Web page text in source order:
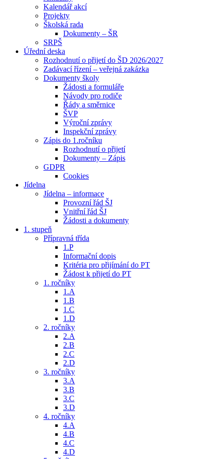
Kalendář akcí
Projekty
Školská rada
Dokumenty – ŠR
SRPŠ
Úřední deska
Rozhodnutí o přijetí do ŠD 2026/2027
Zadávací řízení – veřejná zakázka
Dokumenty školy
Žádosti a formuláře
Návody pro rodiče
Řády a směrnice
ŠVP
Výroční zprávy
Inspekční zprávy
Zápis do 1.ročníku
Rozhodnutí o přijetí
Dokumenty – Zápis
GDPR
Cookies
Jídelna
Jídelna – informace
Provozní řád ŠJ
Vnitřní řád ŠJ
Žádosti a dokumenty
1. stupeň
Přípravná třída
1.P
Informační dopis
Kritéria pro přijímání do PT
Žádost k přijetí do PT
1. ročníky
1.A
1.B
1.C
1.D
2. ročníky
2.A
2.B
2.C
2.D
3. ročníky
3.A
3.B
3.C
3.D
4. ročníky
4.A
4.B
4.C
4.D